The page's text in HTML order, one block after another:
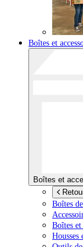
Boîtes et
Boîtes et
Boîtes
Boîtes et
Housses